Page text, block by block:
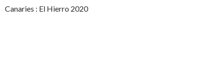
Canaries : El Hierro 2020